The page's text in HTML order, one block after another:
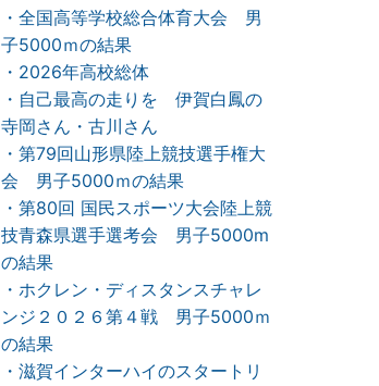
・全国高等学校総合体育大会 男
子5000ｍの結果
・2026年高校総体
・自己最高の走りを 伊賀白鳳の
寺岡さん・古川さん
・第79回山形県陸上競技選手権大
会 男子5000ｍの結果
・第80回 国民スポーツ大会陸上競
技青森県選手選考会 男子5000m
の結果
・ホクレン・ディスタンスチャレ
ンジ２０２６第４戦 男子5000ｍ
の結果
・滋賀インターハイのスタートリ